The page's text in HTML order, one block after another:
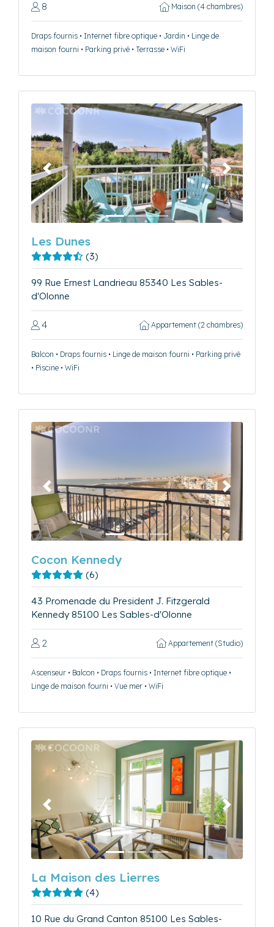
8 Maison (4 chambres)
Draps fournis • Internet fibre optique • Jardin • Linge de
maison fourni • Parking privé • Terrasse • WiFi
Précédent Suivant
Les Dunes
(3)
99 Rue Ernest Landrieau 85340 Les Sables-
d'Olonne
4 Appartement (2 chambres)
Balcon • Draps fournis • Linge de maison fourni • Parking privé
• Piscine • WiFi
Précédent Suivant
Cocon Kennedy
(6)
43 Promenade du President J. Fitzgerald
Kennedy 85100 Les Sables-d'Olonne
2 Appartement (Studio)
Ascenseur • Balcon • Draps fournis • Internet fibre optique •
Linge de maison fourni • Vue mer • WiFi
Précédent Suivant
La Maison des Lierres
(4)
10 Rue du Grand Canton 85100 Les Sables-